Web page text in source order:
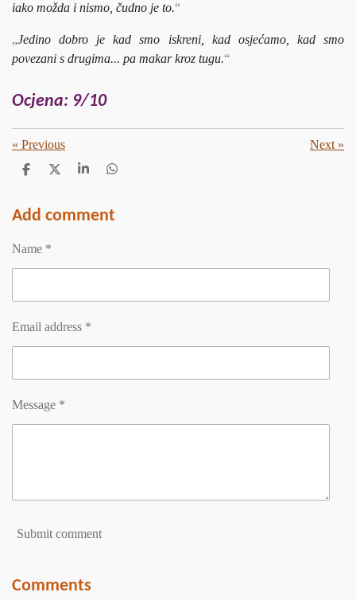
iako možda i nismo, čudno je to.“
„Jedino dobro je kad smo iskreni, kad osjećamo, kad smo
povezani s drugima... pa makar kroz tugu.“
Ocjena: 9/10
« Previous Next »
S
r
e
S
r
e
S
r
e
S
r
e
Add comment
Name *
Email address *
Message *
Submit comment
Comments